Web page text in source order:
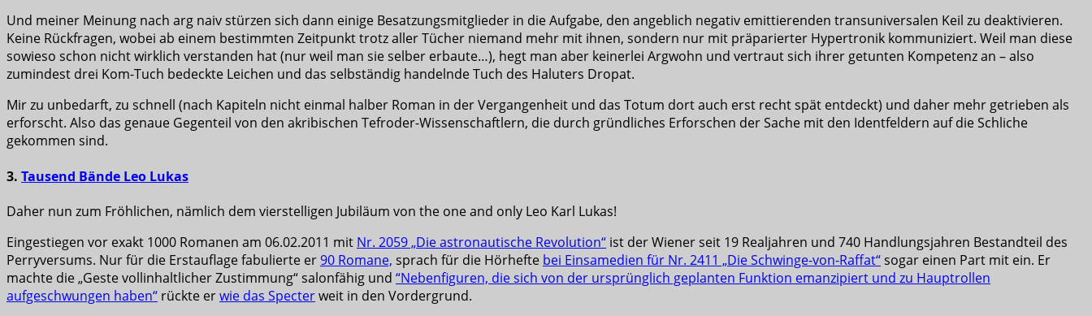
Und meiner Meinung nach arg naiv stürzen sich dann einige Besatzungsmitglieder in die Aufgabe, den angeblich negativ emittierenden transuniversalen Keil zu deaktivieren.
Keine Rückfragen, wobei ab einem bestimmten Zeitpunkt trotz aller Tücher niemand mehr mit ihnen, sondern nur mit präparierter Hypertronik kommuniziert. Weil man diese
sowieso schon nicht wirklich verstanden hat (nur weil man sie selber erbaute…), hegt man aber keinerlei Argwohn und vertraut sich ihrer getunten Kompetenz an – also
zumindest drei Kom-Tuch bedeckte Leichen und das selbständig handelnde Tuch des Haluters Dropat.
Mir zu unbedarft, zu schnell (nach Kapiteln nicht einmal halber Roman in der Vergangenheit und das Totum dort auch erst recht spät entdeckt) und daher mehr getrieben als
erforscht. Also das genaue Gegenteil von den akribischen Tefroder-Wissenschaftlern, die durch gründliches Erforschen der Sache mit den Identfeldern auf die Schliche
gekommen sind.
3. Tausend Bände Leo Lukas
Daher nun zum Fröhlichen, nämlich dem vierstelligen Jubiläum von the one and only Leo Karl Lukas!
Eingestiegen vor exakt 1000 Romanen am 06.02.2011 mit Nr. 2059 „Die astronautische Revolution“ ist der Wiener seit 19 Realjahren und 740 Handlungsjahren Bestandteil des
Perryversums. Nur für die Erstauflage fabulierte er90 Romane, sprach für die Hörhefte bei Einsamedien für Nr. 2411 „Die Schwinge-von-Raffat“sogar einen Part mit ein. Er
machte die „Geste vollinhaltlicher Zustimmung“ salonfähig und “Nebenfiguren, die sich von der ursprünglich geplanten Funktion emanzipiert und zu Hauptrollen
aufgeschwungen haben“ rückte erwie das Specterweit in den Vordergrund.